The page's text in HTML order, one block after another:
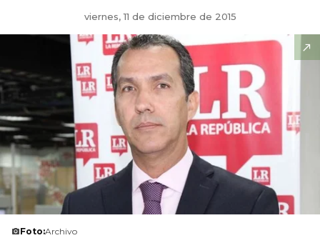
viernes, 11 de diciembre de 2015
Foto:Archivo